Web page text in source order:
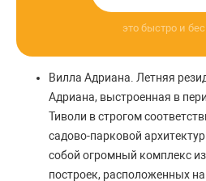
это быстро и
Вилла Адриана. Летняя
Адриана, выстроенная в
Тиволи в строгом
садово-парковой
собой огромный комплекс
построек, расположенных на